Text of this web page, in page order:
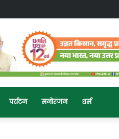
पर्यटन मनोरंजन धर्म